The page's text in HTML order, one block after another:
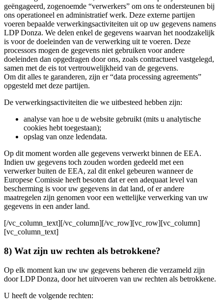
geëngageerd, zogenoemde “verwerkers” om ons te ondersteunen bij
ons operationeel en administratief werk. Deze externe partijen
voeren bepaalde verwerkingsactiviteiten uit op uw gegevens namens
LDP Donza. We delen enkel de gegevens waarvan het noodzakelijk
is voor de doeleinden van de verwerking uit te voeren. Deze
processors mogen de gegevens niet gebruiken voor andere
doeleinden dan opgedragen door ons, zoals contractueel vastgelegd,
samen met de eis tot vertrouwelijkheid van de gegevens.
Om dit alles te garanderen, zijn er “data processing agreements”
opgesteld met deze partijen.
De verwerkingsactiviteiten die we uitbesteed hebben zijn:
analyse van hoe u de website gebruikt (mits u analytische
cookies hebt toegestaan);
opslag van onze ledendata.
Op dit moment worden alle gegevens verwerkt binnen de EEA.
Indien uw gegevens toch zouden worden gedeeld met een
verwerker buiten de EEA, zal dit enkel gebeuren wanneer de
Europese Comissie heeft besoten dat er een adequaat level van
bescherming is voor uw gegevens in dat land, of er andere
maatregelen zijn genomen voor een wettelijke verwerking van uw
gegevens in een ander land.
[/vc_column_text][/vc_column][/vc_row][vc_row][vc_column]
[vc_column_text]
8) Wat zijn uw rechten als betrokkene?
Op elk moment kan uw uw gegevens beheren die verzameld zijn
door LDP Donza, door het uitvoeren van uw rechten als betrokkene.
U heeft de volgende rechten: